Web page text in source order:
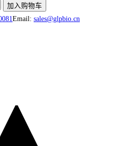
加入购物车
Email: sales@glpbio.cn